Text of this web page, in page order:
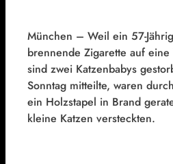
München – Weil ein 57-
brennende Zigarette auf
sind zwei Katzenbabys
Sonntag mitteilte, waren
ein Holzstapel in Brand
kleine Katzen versteckten.